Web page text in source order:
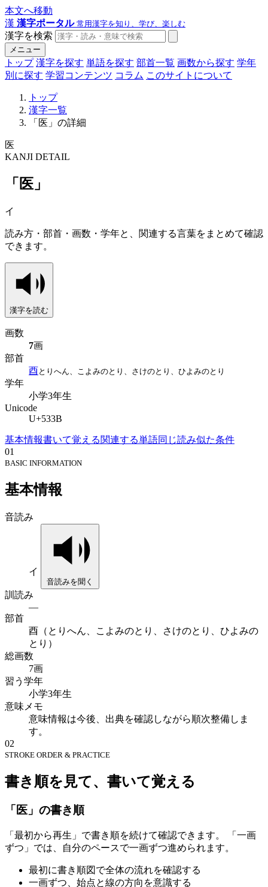
本文へ移動
漢 漢字ポータル 常用漢字を知り、学び、楽しむ
漢字を検索
メニュー
トップ 漢字を探す 単語を探す 部首一覧 画数から探す 学年
別に探す 学習コンテンツ コラム このサイトについて
トップ
漢字一覧
「医」の詳細
医
KANJI DETAIL
「医」
イ
読み方・部首・画数・学年と、関連する言葉をまとめて確認
できます。
漢字を読む
画数
7画
部首
酉とりへん、こよみのとり、さけのとり、ひよみのとり
学年
小学3年生
Unicode
U+533B
基本情報書いて覚える関連する単語同じ読み似た条件
01
BASIC INFORMATION
基本情報
音読み
イ
音読みを聞く
訓読み
—
部首
酉（とりへん、こよみのとり、さけのとり、ひよみの
とり）
総画数
7画
習う学年
小学3年生
意味メモ
意味情報は今後、出典を確認しながら順次整備しま
す。
02
STROKE ORDER & PRACTICE
書き順を見て、書いて覚える
「医」の書き順
「最初から再生」で書き順を続けて確認できます。 「一画
ずつ」では、自分のペースで一画ずつ進められます。
最初に書き順図で全体の流れを確認する
一画ずつ、始点と線の方向を意識する